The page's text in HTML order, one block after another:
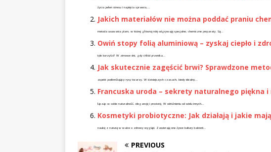
życia pełen stresu i napięcia sprawia,...
Jakich materiałów nie można poddać praniu
metoda usuwania plam, w której główną rolę odgrywają specjalne, chemiczne preparaty. Są...
Owiń stopy folią aluminiową – zyskaj ciepło i
tyle korzyści? W zimowe dni, gdy chłód przenika...
Jak skutecznie zagęścić brwi? Sprawdzone
aspekt podkreślający rysy twarzy. W dzisiejszych czasach, kiedy idealny...
Francuska uroda – sekrety naturalnego piękna
łącząc w sobie naturalność, elegancję i prostotę. W odróżnieniu od wielu innych...
Kosmetyki probiotyczne: Jak działają i jakie
naukę z naturą w walce o zdrowy wygląd. Zawierają one żywe kultury bakterii...
PREVIOUS